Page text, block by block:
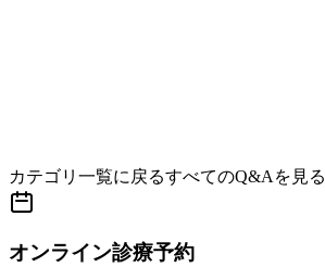
カテゴリ一覧に戻るすべてのQ&Aを見る
オンライン診療予約